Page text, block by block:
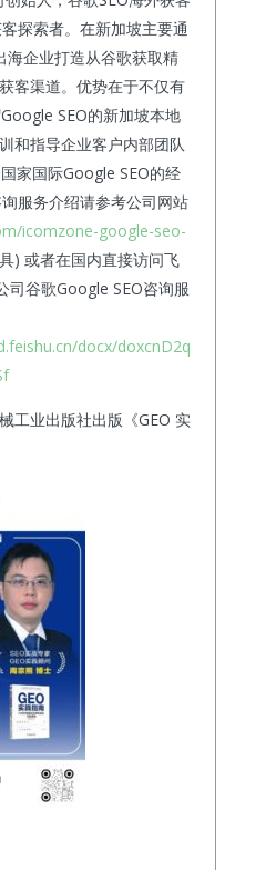
探索者。在新加坡主要通
海企业打造从谷歌获取精
客渠道。优势在于不仅有
SEO的新加坡本地
和指导企业客户内部团队
家国际Google SEO的经
服务介绍请参考公司网站
icomzone-google-seo-
) 或者在国内直接访问飞
司谷歌Google SEO咨询服
docx/doxcnD2q
工业出版社出版《GEO 实